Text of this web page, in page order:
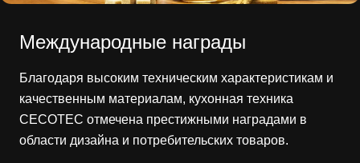
Международные награды
Благодаря высоким техническим характеристикам и
качественным материалам, кухонная техника
CECOTEC отмечена престижными наградами в
области дизайна и потребительских товаров.